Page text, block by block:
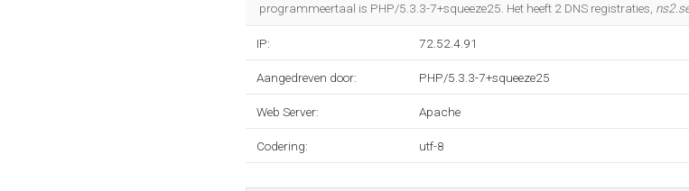
programmeertaal is PHP/5.3.3-7+squeeze25. Het heeft 2 DNS registraties,
IP: 72.52.4.91
Aangedreven door: PHP/5.3.3-7+squeeze25
Web Server: Apache
Codering: utf-8